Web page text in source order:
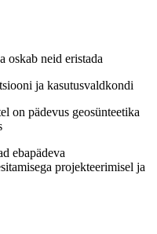
oskab neid eristada
ja kasutusvaldkondi
on pädevus geosünteetika
ebapädeva
projekteerimisel ja